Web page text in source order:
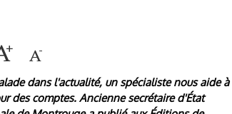
dans l'actualité, un spécialiste nous aide à
des comptes. Ancienne secrétaire d'État